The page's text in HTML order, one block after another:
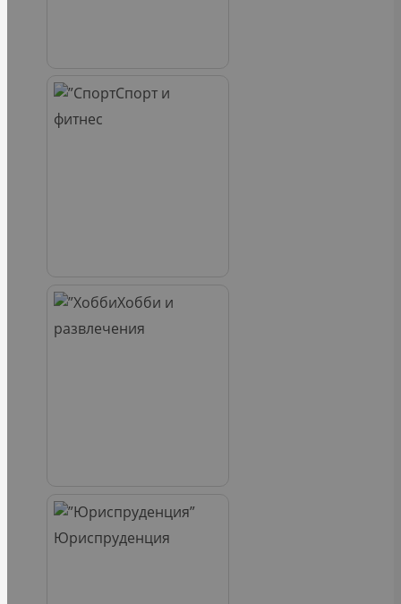
Спорт и
фитнес
Хобби и
развлечения
Юриспруденция